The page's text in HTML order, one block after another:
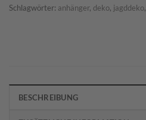
Schlagwörter: anhänger, deko, jagddeko,
BESCHREIBUNG